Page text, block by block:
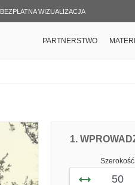
BEZPŁATNA WIZUALIZACJA
PARTNERSTWO
1.
Szerokość